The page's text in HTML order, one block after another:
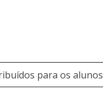
para os alunos